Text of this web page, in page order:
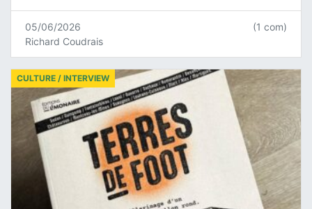
05/06/2026
Richard Coudrais
(1 com)
CULTURE / INTERVIEW